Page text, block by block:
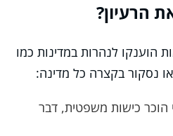
הרעיון?
הוענקו לנהרות במדינות כמו
נסקור בקצרה כל מדינה:
הוכר כישות משפטית, דבר